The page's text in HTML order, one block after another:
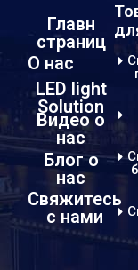
Главн
страниц
О нас
LED light
Solution
Видео о
нас
Блог о
нас
Свяжитесь
с нами